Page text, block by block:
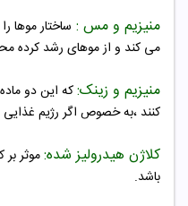
منیزیم و مس : ساختار موها
می کند و از موهای رشد کرده
منیزیم و زینک:که این دو
کنند ،به خصوص اگر رژیم غذایی
کلاژن هیدرولیز شده:موثر
باشد.